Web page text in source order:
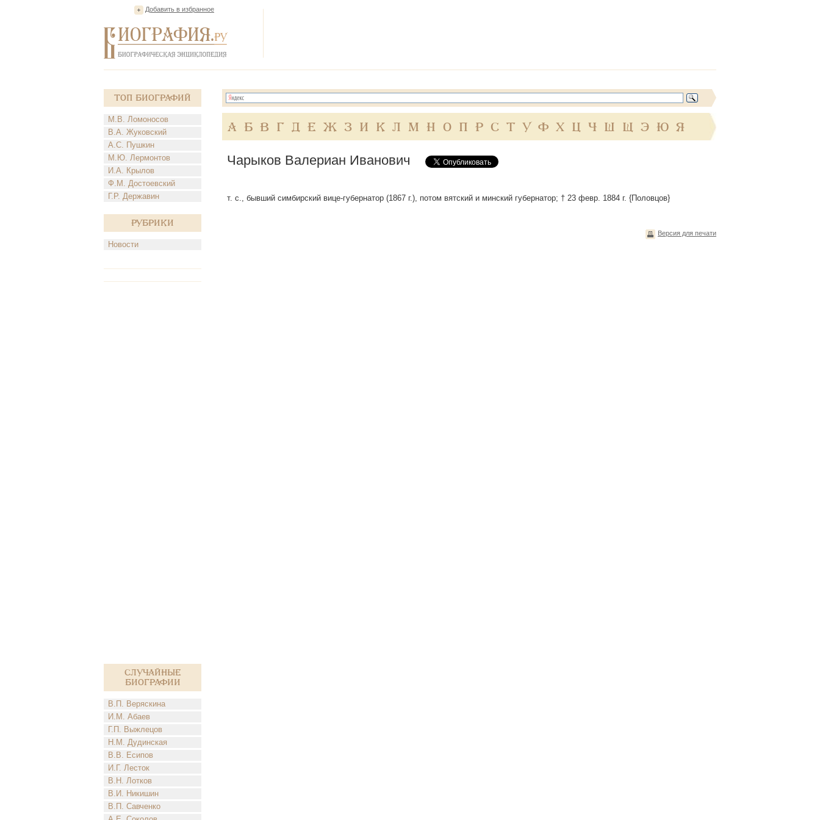
Добавить в избранное
Топ Биографий
М.В. Ломоносов
В.А. Жуковский
А.С. Пушкин
М.Ю. Лермонтов
И.А. Крылов
Ф.М. Достоевский
Г.Р. Державин
Рубрики
Новости
Случайные
биографии
В.П. Веряскина
И.М. Абаев
Г.П. Выжлецов
Н.М. Дудинская
В.В. Есипов
И.Г. Лесток
В.Н. Лотков
В.И. Никишин
В.П. Савченко
А Б В Г Д Е Ж З И К Л М Н О П Р С Т У Ф Х Ц Ч Ш Щ Э Ю Я
Чарыков Валериан Иванович
т. с., бывший симбирский вице-губернатор (1867 г.), потом вятский и минский губернатор; † 23 февр. 1884 г. {Половцов}
Версия для печати